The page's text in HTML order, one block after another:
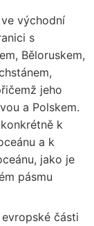
východní
s
Běloruskem,
jeho
a Polskem.
k
a k
jako je
pásmu
části